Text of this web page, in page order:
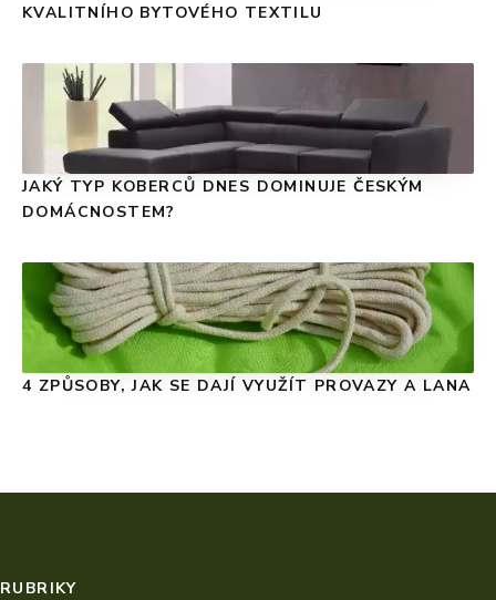
KVALITNÍHO BYTOVÉHO TEXTILU
JAKÝ TYP KOBERCŮ DNES DOMINUJE ČESKÝM
DOMÁCNOSTEM?
4 ZPŮSOBY, JAK SE DAJÍ VYUŽÍT PROVAZY A LANA
RUBRIKY